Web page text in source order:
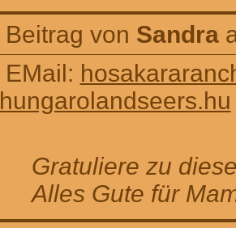
Beitrag von Sandra
EMail:
hungarolandseers.hu
Gratuliere zu
Alles Gute für